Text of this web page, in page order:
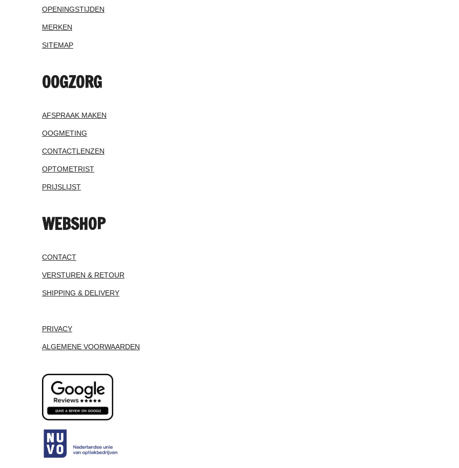
OPENINGSTIJDEN
MERKEN
SITEMAP
OOGZORG
AFSPRAAK MAKEN
OOGMETING
CONTACTLENZEN
OPTOMETRIST
PRIJSLIJST
WEBSHOP
CONTACT
VERSTUREN & RETOUR
SHIPPING & DELIVERY
PRIVACY
ALGEMENE VOORWAARDEN